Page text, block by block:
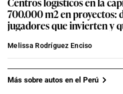
700.000 m2 en proyectos:
jugadores que invierten y
Melissa Rodríguez Enciso
Más sobre autos en el Perú